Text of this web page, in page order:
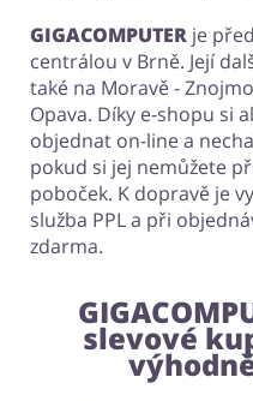
GIGACOMPUTER je
centrálou v Brně. Její
také na Moravě -
Opava. Díky e-shopu si
objednat on-line a
pokud si jej nemůžete
poboček. K dopravě je
služba PPL a při
zdarma.
slevové